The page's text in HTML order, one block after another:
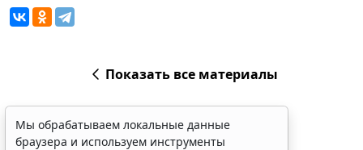
Показать все материалы
Мы обрабатываем локальные данные
браузера и используем инструменты